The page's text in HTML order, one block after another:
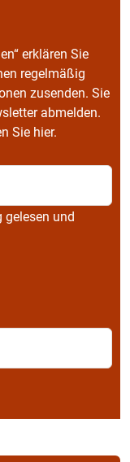
erklären Sie
regelmäßig
zusenden. Sie
abmelden.
Sie hier.
gelesen und